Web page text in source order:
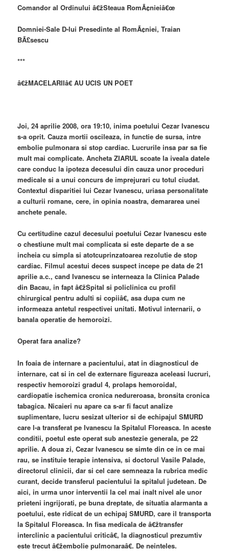
Comandor al Ordinului â€žSteaua RomÃ¢nieiâ€œ
Domniei-Sale D-lui Presedinte al RomÃ¢niei, Traian
BÃ£sescu
***
â€žMACELARIIâ€ AU UCIS UN POET
Joi, 24 aprilie 2008, ora 19:10, inima poetului Cezar Ivanescu
s-a oprit. Cauza mortii oscileaza, in functie de sursa, intre
embolie pulmonara si stop cardiac. Lucrurile insa par sa fie
mult mai complicate. Ancheta ZIARUL scoate la iveala datele
care conduc la ipoteza decesului din cauza unor proceduri
medicale si a unui concurs de imprejurari cu totul ciudat.
Contextul disparitiei lui Cezar Ivanescu, uriasa personalitate
a culturii romane, cere, in opinia noastra, demararea unei
anchete penale.
Cu certitudine cazul decesului poetului Cezar Ivanescu este
o chestiune mult mai complicata si este departe de a se
incheia cu simpla si atotcuprinzatoarea rezolutie de stop
cardiac. Filmul acestui deces suspect incepe pe data de 21
aprilie a.c., cand Ivanescu se interneaza la Clinica Palade
din Bacau, in fapt â€žSpital si policlinica cu profil
chirurgical pentru adulti si copiiâ€, asa dupa cum ne
informeaza antetul respectivei unitati. Motivul internarii, o
banala operatie de hemoroizi.
Operat fara analize?
In foaia de internare a pacientului, atat in diagnosticul de
internare, cat si in cel de externare figureaza aceleasi lucruri,
respectiv hemoroizi gradul 4, prolaps hemoroidal,
cardiopatie ischemica cronica nedureroasa, bronsita cronica
tabagica. Nicaieri nu apare ca s-ar fi facut analize
suplimentare, lucru sesizat ulterior si de echipajul SMURD
care l-a transferat pe Ivanescu la Spitalul Floreasca. In aceste
conditii, poetul este operat sub anestezie generala, pe 22
aprilie. A doua zi, Cezar Ivanescu se simte din ce in ce mai
rau, se instituie terapie intensiva, si doctorul Vasile Palade,
directorul clinicii, dar si cel care semneaza la rubrica medic
curant, decide transferul pacientului la spitalul judetean. De
aici, in urma unor interventii la cel mai inalt nivel ale unor
prieteni ingrijorati, pe buna dreptate, de situatia alarmanta a
poetului, este ridicat de un echipaj SMURD, care il transporta
la Spitalul Floreasca. In fisa medicala de â€žtransfer
interclinic a pacientului criticâ€, la diagnosticul prezumtiv
este trecut â€žembolie pulmonaraâ€. De neinteles.